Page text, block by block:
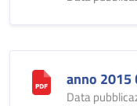
anno 2015
Data